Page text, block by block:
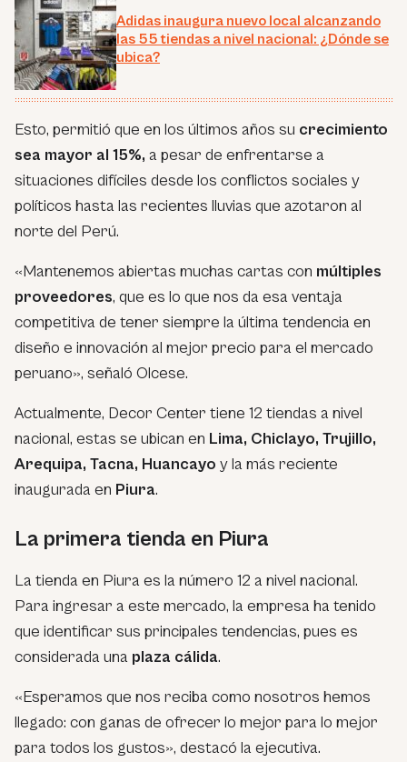
Adidas inaugura nuevo local alcanzando
las 55 tiendas a nivel nacional: ¿Dónde se
ubica?
Esto, permitió que en los últimos años su crecimiento
sea mayor al 15%, a pesar de enfrentarse a
situaciones difíciles desde los conflictos sociales y
políticos hasta las recientes lluvias que azotaron al
norte del Perú.
«Mantenemos abiertas muchas cartas con múltiples
proveedores, que es lo que nos da esa ventaja
competitiva de tener siempre la última tendencia en
diseño e innovación al mejor precio para el mercado
peruano», señaló Olcese.
Actualmente, Decor Center tiene 12 tiendas a nivel
nacional, estas se ubican en Lima, Chiclayo, Trujillo,
Arequipa, Tacna, Huancayo y la más reciente
inaugurada en Piura.
La primera tienda en Piura
La tienda en Piura es la número 12 a nivel nacional.
Para ingresar a este mercado, la empresa ha tenido
que identificar sus principales tendencias, pues es
considerada una plaza cálida.
«Esperamos que nos reciba como nosotros hemos
llegado: con ganas de ofrecer lo mejor para lo mejor
para todos los gustos», destacó la ejecutiva.